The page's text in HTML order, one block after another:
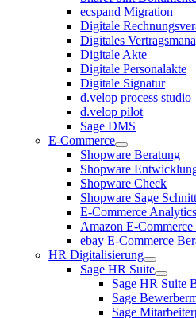
ecspand Migration
Digitale
Digitales
Digitale Akte
Digitale Personalakte
Digitale Signatur
d.velop process studio
d.velop pilot
Sage DMS
E-Commerce
Shopware Beratung
Shopware
Shopware Check
Shopware Sage
E-Commerce Analytics
Amazon E-Commerce
ebay E-Commerce
HR Digitalisierung
Sage HR Suite
Sage HR Suite
Sage
Sage